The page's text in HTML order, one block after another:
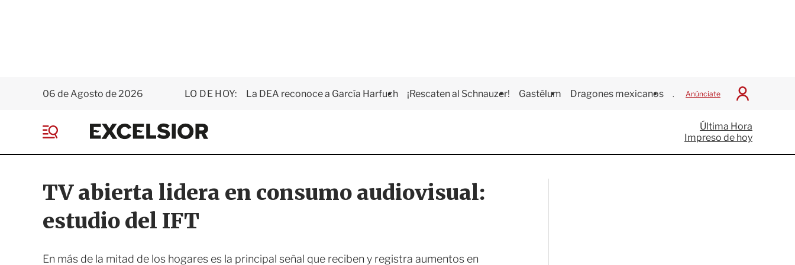
06 de Agosto de 2026 LO DE HOY: La DEA reconoce a García Harfuch ¡Rescaten al Schnauzer! Gastélum Dragones mexicanos Juegos Centroamericanos
Anúnciate
I
c
i
a
E
x
e
i
o
e
Última Hora
Impreso de hoy
TV abierta lidera en consumo audiovisual:
estudio del IFT
En más de la mitad de los hogares es la principal señal que reciben y registra aumentos en